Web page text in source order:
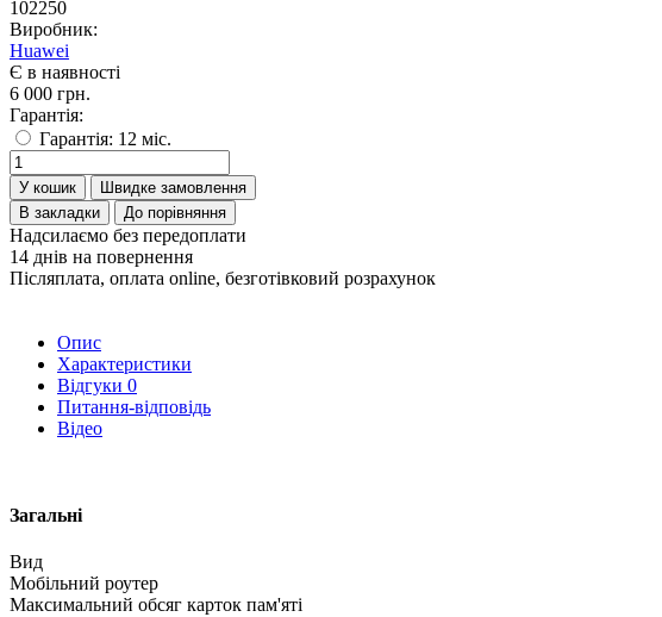
102250
Виробник:
Huawei
Є в наявності
6 000 грн.
Гарантія:
Гарантія: 12 міс.
У кошик
Швидке замовлення
В закладки
До порівняння
Надсилаємо без передоплати
14 днів на повернення
Післяплата, оплата online, безготівковий розрахунок
Опис
Характеристики
Відгуки 0
Питання-відповідь
Відео
Загальні
Вид
Мобільний роутер
Максимальний обсяг карток пам'яті